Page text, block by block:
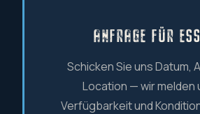
ANFRAGE FÜR
Schicken Sie uns Datum,
Location — wir melden
Verfügbarkeit und